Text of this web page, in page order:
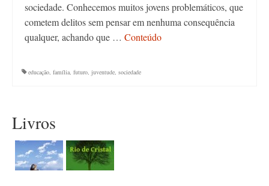
sociedade. Conhecemos muitos jovens problemáticos, que
cometem delitos sem pensar em nenhuma consequência
qualquer, achando que … Conteúdo
educação, família, futuro, juventude, sociedade
Livros